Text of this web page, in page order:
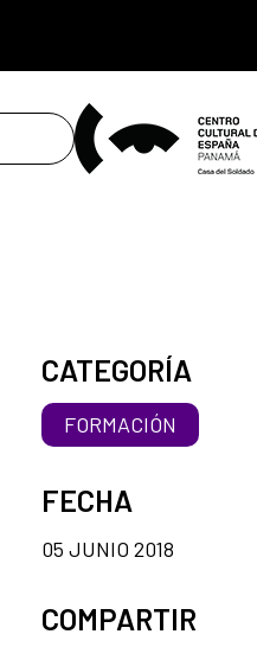
CATEGORÍA
FORMACIÓN
FECHA
05 JUNIO 2018
COMPARTIR